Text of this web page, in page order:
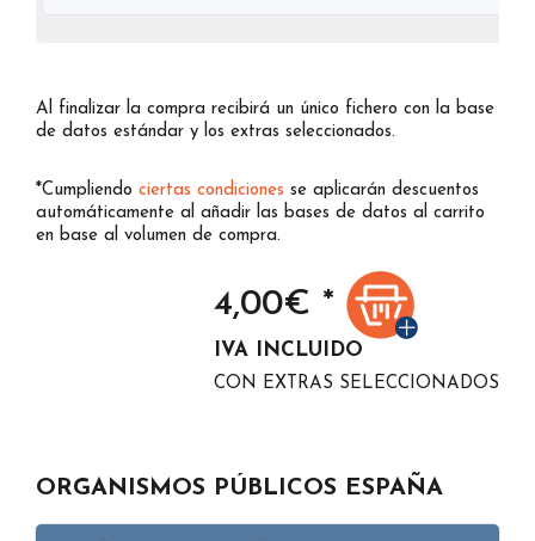
Al finalizar la compra recibirá un único fichero con la base
de datos estándar y los extras seleccionados.
*Cumpliendo ciertas condiciones se aplicarán descuentos
automáticamente al añadir las bases de datos al carrito
en base al volumen de compra.
4,00€ *
IVA INCLUIDO
CON EXTRAS SELECCIONADOS
ORGANISMOS PÚBLICOS ESPAÑA